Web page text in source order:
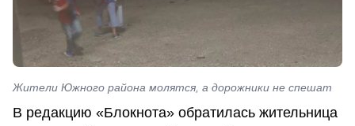
Жители Южного района молятся, а дорожники не спешат
В редакцию «Блокнота» обратилась жительница